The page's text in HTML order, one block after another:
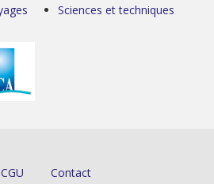
Sciences et techniques
CGU Contact